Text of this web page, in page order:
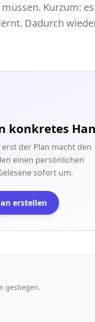
Kurzum:
Dadurch
konkretes
der Plan macht den
einen persönlichen
sofort um.
erstellen
gestiegen.